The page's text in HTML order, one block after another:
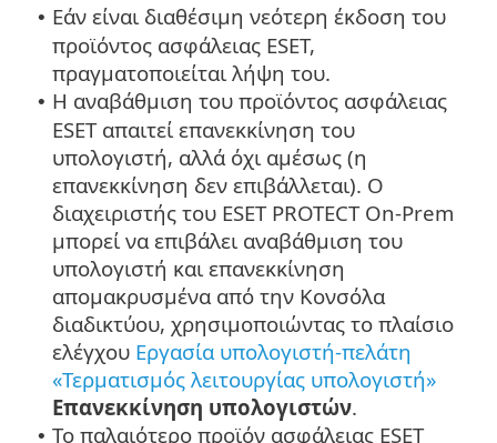
• Εάν είναι διαθέσιμη νεότερη έκδοση του
προϊόντος ασφάλειας ESET,
πραγματοποιείται λήψη του.
• Η αναβάθμιση του προϊόντος ασφάλειας
ESET απαιτεί επανεκκίνηση του
υπολογιστή, αλλά όχι αμέσως (η
επανεκκίνηση δεν επιβάλλεται). Ο
διαχειριστής του ESET PROTECT On-Prem
μπορεί να επιβάλει αναβάθμιση του
υπολογιστή και επανεκκίνηση
απομακρυσμένα από την Κονσόλα
διαδικτύου, χρησιμοποιώντας το πλαίσιο
ελέγχου Εργασία υπολογιστή-πελάτη
«Τερματισμός λειτουργίας υπολογιστή»
Επανεκκίνηση υπολογιστών.
• Το παλαιότερο προϊόν ασφάλειας ESET